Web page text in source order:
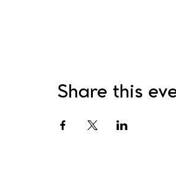
Share this